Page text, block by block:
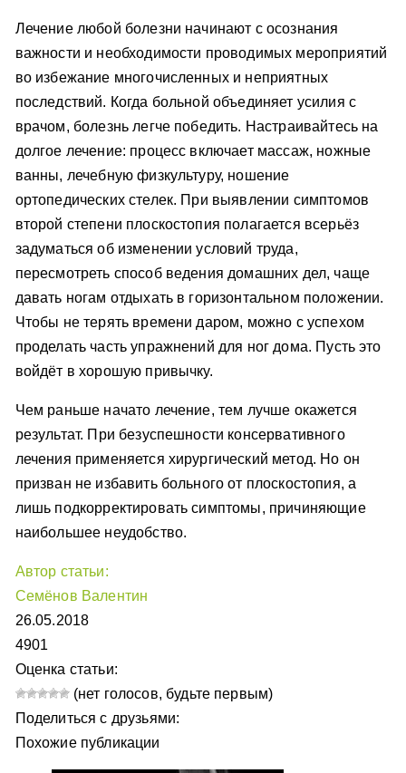
Лечение любой болезни начинают с осознания
важности и необходимости проводимых мероприятий
во избежание многочисленных и неприятных
последствий. Когда больной объединяет усилия с
врачом, болезнь легче победить. Настраивайтесь на
долгое лечение: процесс включает массаж, ножные
ванны, лечебную физкультуру, ношение
ортопедических стелек. При выявлении симптомов
второй степени плоскостопия полагается всерьёз
задуматься об изменении условий труда,
пересмотреть способ ведения домашних дел, чаще
давать ногам отдыхать в горизонтальном положении.
Чтобы не терять времени даром, можно с успехом
проделать часть упражнений для ног дома. Пусть это
войдёт в хорошую привычку.
Чем раньше начато лечение, тем лучше окажется
результат. При безуспешности консервативного
лечения применяется хирургический метод. Но он
призван не избавить больного от плоскостопия, а
лишь подкорректировать симптомы, причиняющие
наибольшее неудобство.
Автор статьи:
Семёнов Валентин
26.05.2018
4901
Оценка статьи:
(нет голосов, будьте первым)
Поделиться с друзьями:
Похожие публикации